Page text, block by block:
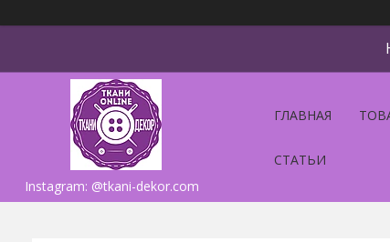
Instagram: @tkani-dekor.com
ГЛАВНАЯ
СТАТЬИ